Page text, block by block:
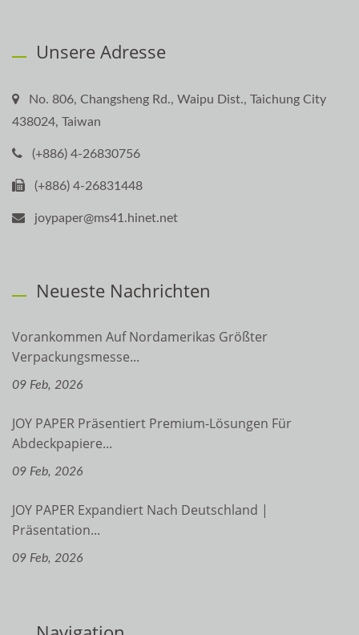
Unsere Adresse
No. 806, Changsheng Rd., Waipu Dist., Taichung City
438024, Taiwan
(+886) 4-26830756
(+886) 4-26831448
joypaper@ms41.hinet.net
Neueste Nachrichten
Vorankommen Auf Nordamerikas Größter
Verpackungsmesse...
09 Feb, 2026
JOY PAPER Präsentiert Premium-Lösungen Für
Abdeckpapiere...
09 Feb, 2026
JOY PAPER Expandiert Nach Deutschland |
Präsentation...
09 Feb, 2026